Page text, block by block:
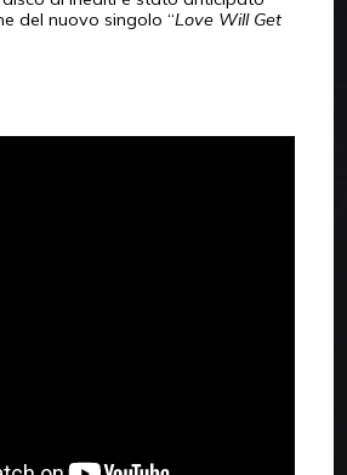
del nuovo singolo “Love Will Get